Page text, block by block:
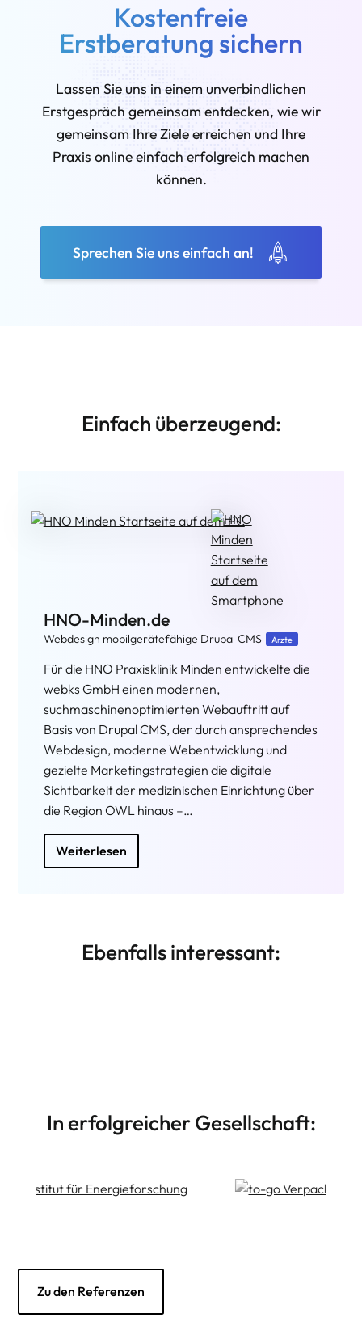
Kostenfreie
Erstberatung sichern
Lassen Sie uns in einem unverbindlichen
Erstgespräch gemeinsam entdecken, wie wir
gemeinsam Ihre Ziele erreichen und Ihre
Praxis online einfach erfolgreich machen
können.
Sprechen Sie uns einfach an!
Einfach überzeugend:
Webdesign Zahnarztpraxis Melchert
Moderner Zahnarztpraxis Internetauftritt
Für unseren Kunden, die Zahnarztpraxis Dr.
Melchert in Porta Westfalica, OT Hausberge
entwickelte webks: websolutions kept simple ein
auf dem Corporate Design (CD) der Praxis
basierendes, individuelles Webdesign.
Weiterlesen
Ebenfalls interessant:
In erfolgreicher Gesellschaft:
Zu den Referenzen